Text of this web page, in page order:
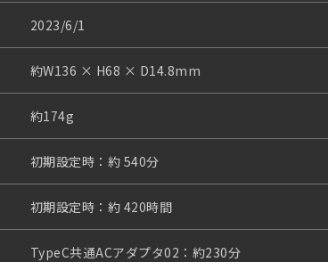
2023/6/1
約W136 × H68 × D14.8mm
約174g
初期設定時：約 540分
初期設定時：約 420時間
TypeC共通ACアダプタ02：約230分